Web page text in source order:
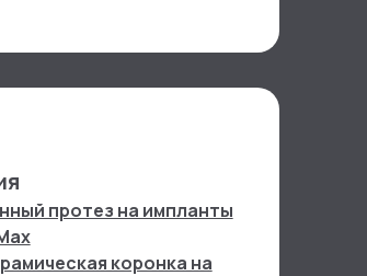
протез на импланты
коронка на